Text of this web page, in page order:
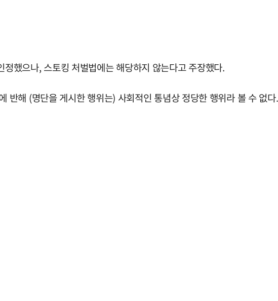
했으나, 스토킹 처벌법에는 해당하지 않는다고 주장했다.
해 (명단을 게시한 행위는) 사회적인 통념상 정당한 행위라 볼 수 없